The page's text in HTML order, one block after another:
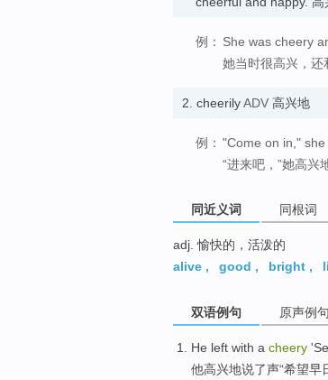
例： She was cheery
她当时很高兴，还
2. cheerilyADV 高兴地
例： "Come on in," she
“进来吧，”她高兴
同近义词 同根词
adj. 愉快的，活泼的
alive , good , bright ,
双语例句 原声例句
He left with a cheery '
他高兴地说了声“希望早